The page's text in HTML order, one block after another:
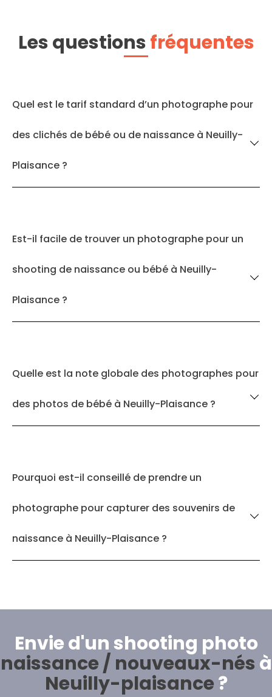
Les questionsfréquentes
Quel est le tarif standard d’un photographe pour
des clichés de bébé ou de naissance à Neuilly-
Plaisance ?
Est-il facile de trouver un photographe pour un
shooting de naissance ou bébé à Neuilly-
Plaisance ?
Quelle est la note globale des photographes pour
des photos de bébé à Neuilly-Plaisance ?
Pourquoi est-il conseillé de prendre un
photographe pour capturer des souvenirs de
naissance à Neuilly-Plaisance ?
Envie d'un shooting photo
naissance / nouveaux-nés à
Neuilly-plaisance?